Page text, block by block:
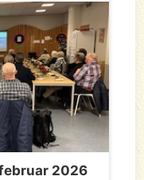
2026